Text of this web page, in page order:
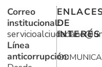
Correo
institucional:
Línea
anticorrupción:
DE
INTERÉS